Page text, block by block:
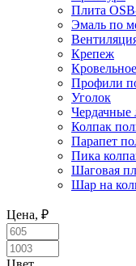
Плита
Эмаль по
Крепеж
Профили
Уголок
Чердачные
Колпак
Парапет
Пика
Шаговая
Шар на
Цена, ₽